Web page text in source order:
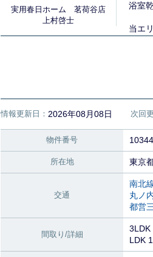
実用春日ホーム 茗荷谷店
上村啓士
浴室
当エ
お問
◇お
実用
情報更新日： 2026年08月08日 次回
物件番号
所在地 東京
交通
南北
丸ノ
都営
間取り/詳細
3LDK
LDK